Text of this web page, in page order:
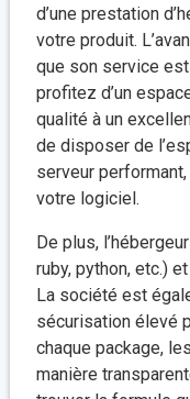
d’une prestation
votre produit.
que son service
profitez d’un
qualité à un
de disposer de
serveur
votre logiciel.
De plus,
ruby, python, etc.)
La société est
sécurisation élevé
chaque package,
manière